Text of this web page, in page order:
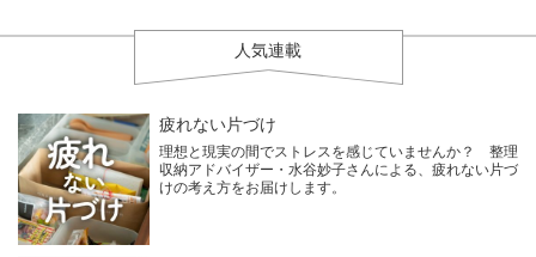
人気連載
疲れない片づけ
理想と現実の間でストレスを感じていませんか？ 整理
収納アドバイザー・水谷妙子さんによる、疲れない片づ
けの考え方をお届けします。